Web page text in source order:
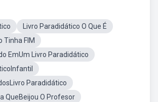
Livro Paradidático O Que É
Tinha FIM
EmUm Livro Paradidático
Paradidático
QueBeijou O Profesor